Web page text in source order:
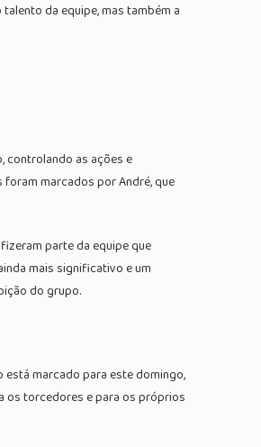
da equipe, mas também a
controlando as ações e
marcados por André, que
parte da equipe que
mais significativo e um
do grupo.
está marcado para este domingo,
os torcedores e para os próprios